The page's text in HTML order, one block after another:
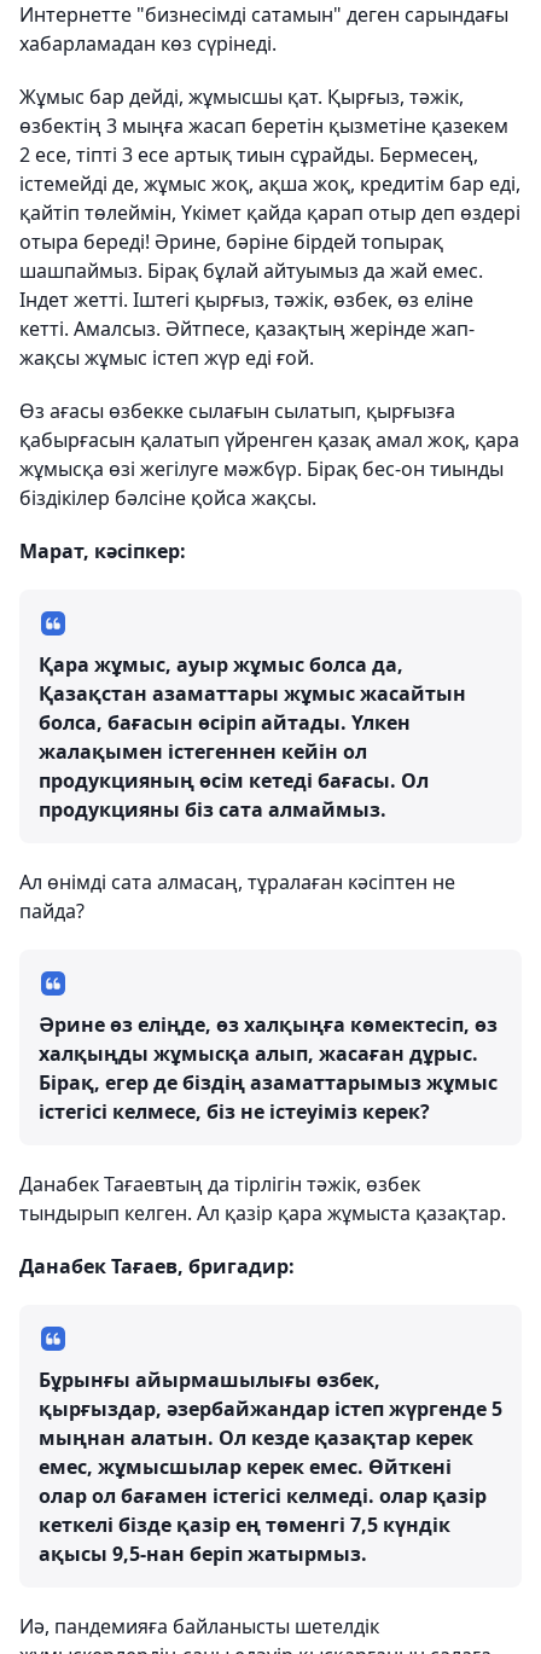
Интернетте "бизнесімді сатамын" деген сарындағы
хабарламадан көз сүрінеді.
Жұмыс бар дейді, жұмысшы қат. Қырғыз, тәжік,
өзбектің 3 мыңға жасап беретін қызметіне қазекем
2 есе, тіпті 3 есе артық тиын сұрайды. Бермесең,
істемейді де, жұмыс жоқ, ақша жоқ, кредитім бар еді,
қайтіп төлеймін, Үкімет қайда қарап отыр деп өздері
отыра береді! Әрине, бәріне бірдей топырақ
шашпаймыз. Бірақ бұлай айтуымыз да жай емес.
Індет жетті. Іштегі қырғыз, тәжік, өзбек, өз еліне
кетті. Амалсыз. Әйтпесе, қазақтың жерінде жап-
жақсы жұмыс істеп жүр еді ғой.
Өз ағасы өзбекке сылағын сылатып, қырғызға
қабырғасын қалатып үйренген қазақ амал жоқ, қара
жұмысқа өзі жегілуге мәжбүр. Бірақ бес-он тиынды
біздікілер бәлсіне қойса жақсы.
Марат, кәсіпкер:
Қара жұмыс, ауыр жұмыс болса да,
Қазақстан азаматтары жұмыс жасайтын
болса, бағасын өсіріп айтады. Үлкен
жалақымен істегеннен кейін ол
продукцияның өсім кетеді бағасы. Ол
продукцияны біз сата алмаймыз.
Ал өнімді сата алмасаң, тұралаған кәсіптен не
пайда?
Әрине өз еліңде, өз халқыңға көмектесіп, өз
халқыңды жұмысқа алып, жасаған дұрыс.
Бірақ, егер де біздің азаматтарымыз жұмыс
істегісі келмесе, біз не істеуіміз керек?
Данабек Тағаевтың да тірлігін тәжік, өзбек
тындырып келген. Ал қазір қара жұмыста қазақтар.
Данабек Тағаев, бригадир:
Бұрынғы айырмашылығы өзбек,
қырғыздар, әзербайжандар істеп жүргенде 5
мыңнан алатын. Ол кезде қазақтар керек
емес, жұмысшылар керек емес. Өйткені
олар ол бағамен істегісі келмеді. олар қазір
кеткелі бізде қазір ең төменгі 7,5 күндік
ақысы 9,5-нан беріп жатырмыз.
Иә, пандемияға байланысты шетелдік